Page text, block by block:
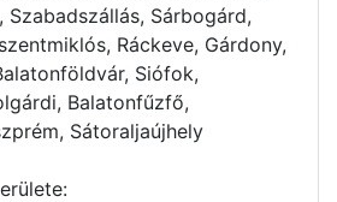
Szabadszállás, Sárbogárd,
Ráckeve, Gárdony,
Siófok,
Balatonfűzfő,
Sátoraljaújhely